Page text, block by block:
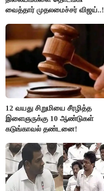
வைத்தார் முதலமைச்சர் விஜய்..!
12 வயது சிறுமியை சீரழித்த
இளைஞருக்கு 10 ஆண்டுகள்
கடுங்காவல் தண்டனை!